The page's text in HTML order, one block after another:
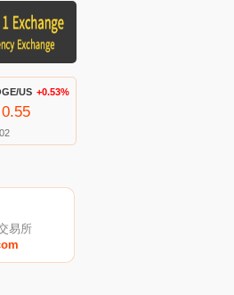
US +0.53%
0.55
易所